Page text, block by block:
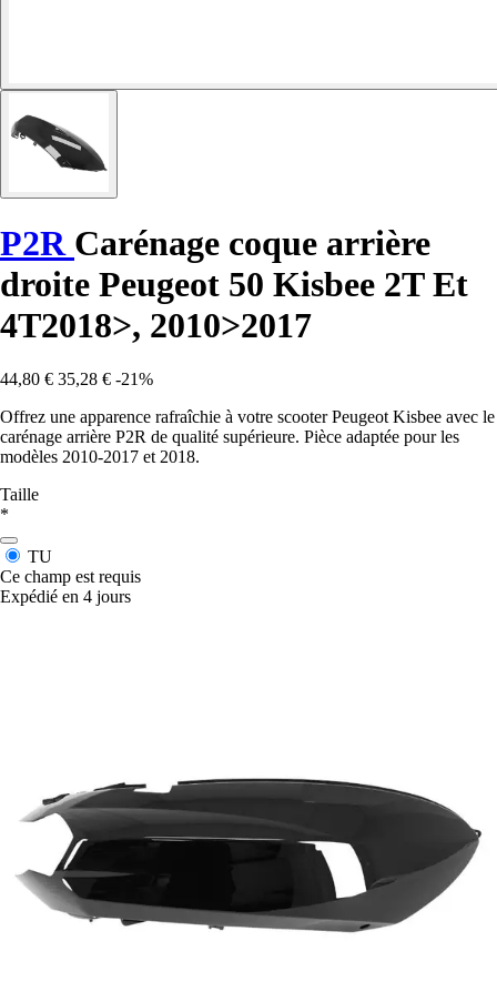
P2R Carénage coque arrière
droite Peugeot 50 Kisbee 2T Et
4T2018>, 2010>2017
44,80 € 35,28 € -21%
Offrez une apparence rafraîchie à votre scooter Peugeot Kisbee avec le
carénage arrière P2R de qualité supérieure. Pièce adaptée pour les
modèles 2010-2017 et 2018.
Taille
*
TU
Ce champ est requis
Expédié en 4 jours